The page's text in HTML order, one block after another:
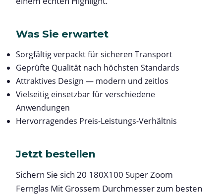
Was Sie erwartet
Sorgfältig verpackt für sicheren Transport
Geprüfte Qualität nach höchsten Standards
Attraktives Design — modern und zeitlos
Vielseitig einsetzbar für verschiedene
Anwendungen
Hervorragendes Preis-Leistungs-Verhältnis
Jetzt bestellen
Sichern Sie sich 20 180X100 Super Zoom
Fernglas Mit Grossem Durchmesser zum besten